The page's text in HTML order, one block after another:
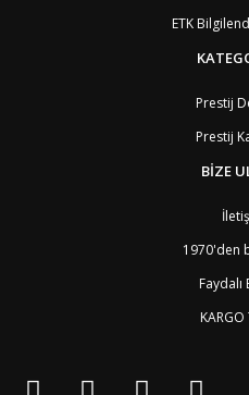
ETK
Prestij
Prestij
BİZE
1970'den
KARGO